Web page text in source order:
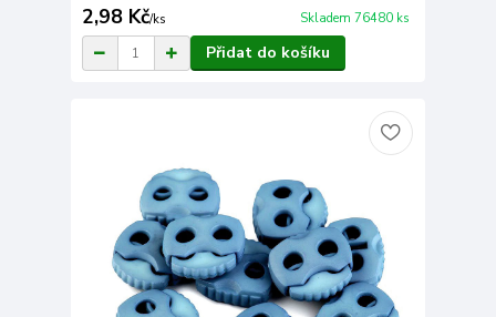
2,98 Kč/ks Skladem 76480 ks
Přidat do košíku